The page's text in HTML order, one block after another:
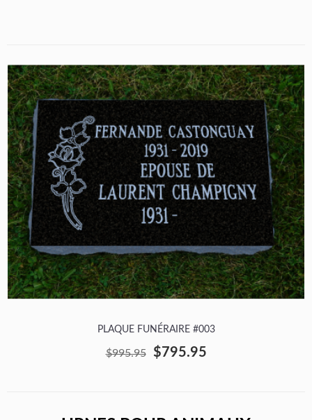
PLAQUE FUNÉRAIRE #003
$995.95 $795.95